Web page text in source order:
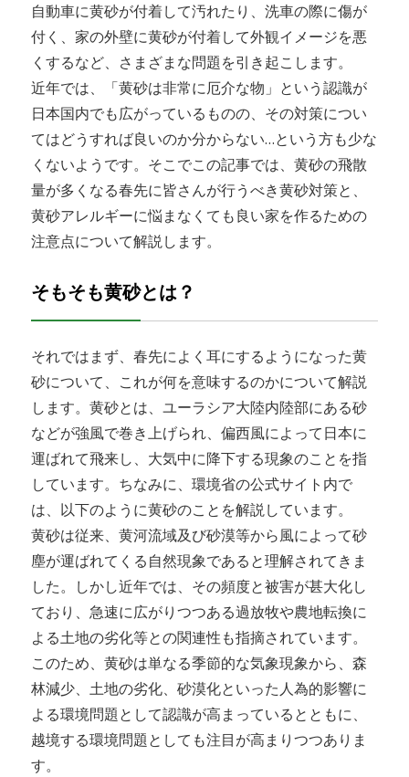
自動車に黄砂が付着して汚れたり、洗車の際に傷が
付く、家の外壁に黄砂が付着して外観イメージを悪
くするなど、さまざまな問題を引き起こします。
近年では、「黄砂は非常に厄介な物」という認識が
日本国内でも広がっているものの、その対策につい
てはどうすれば良いのか分からない…という方も少な
くないようです。そこでこの記事では、黄砂の飛散
量が多くなる春先に皆さんが行うべき黄砂対策と、
黄砂アレルギーに悩まなくても良い家を作るための
注意点について解説します。
そもそも黄砂とは？
それではまず、春先によく耳にするようになった黄
砂について、これが何を意味するのかについて解説
します。黄砂とは、ユーラシア大陸内陸部にある砂
などが強風で巻き上げられ、偏西風によって日本に
運ばれて飛来し、大気中に降下する現象のことを指
しています。ちなみに、環境省の公式サイト内で
は、以下のように黄砂のことを解説しています。
黄砂は従来、黄河流域及び砂漠等から風によって砂
塵が運ばれてくる自然現象であると理解されてきま
した。しかし近年では、その頻度と被害が甚大化し
ており、急速に広がりつつある過放牧や農地転換に
よる土地の劣化等との関連性も指摘されています。
このため、黄砂は単なる季節的な気象現象から、森
林減少、土地の劣化、砂漠化といった人為的影響に
よる環境問題として認識が高まっているとともに、
越境する環境問題としても注目が高まりつつありま
す。